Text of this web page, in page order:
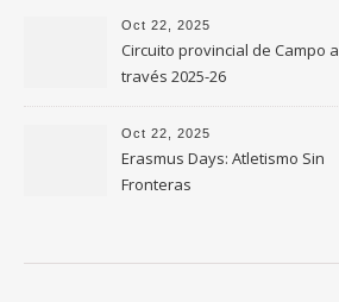
Oct 22, 2025
Circuito provincial de Campo a
través 2025-26
Oct 22, 2025
Erasmus Days: Atletismo Sin
Fronteras